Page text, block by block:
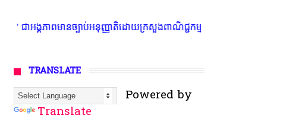
ាប់អនុញ្ញាតិដោយក្រសួងពាណិជ្ជកម្ម ក្រសួងការងារ ក្រសួងព័ត៌មាន * ក្រមសិលធម៌ វិ
TRANSLATE
Powered by
Translate